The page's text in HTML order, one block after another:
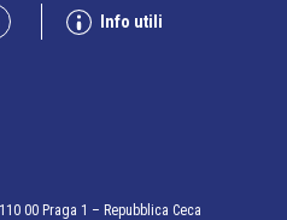
Info utili
00 Praga 1 – Repubblica Ceca